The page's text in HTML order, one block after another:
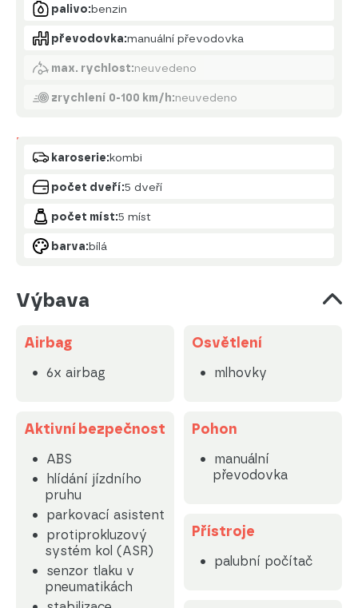
palivo:benzin
převodovka:manuální převodovka
max. rychlost:neuvedeno
zrychlení 0-100 km/h:neuvedeno
Karoserie
karoserie:kombi
počet dveří:5 dveří
počet míst:5 míst
barva:bílá
Výbava
Airbag
6x airbag
Aktivní bezpečnost
ABS
hlídání jízdního
pruhu
parkovací asistent
protiprokluzový
systém kol (ASR)
senzor tlaku v
pneumatikách
Osvětlení
mlhovky
Pohon
manuální
převodovka
Přístroje
palubní počítač